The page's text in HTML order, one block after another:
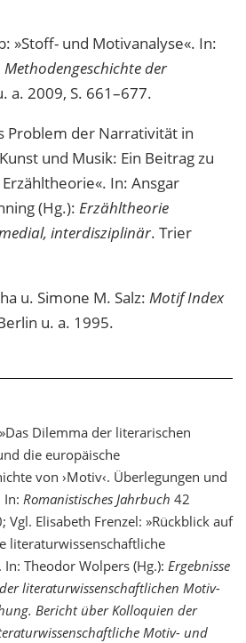
»Stoff- und Motivanalyse«. In:
Methodengeschichte der
a. 2009, S. 661–677.
Problem der Narrativität in
und Musik: Ein Beitrag zu
In: Ansgar
(Hg.): Erzähltheorie
interdisziplinär. Trier
u. Simone M. Salz: Motif Index
u. a. 1995.
Dilemma der literarischen
die europäische
von ›Motiv‹. Überlegungen und
In: Romanistisches Jahrbuch 42
Vgl. Elisabeth Frenzel: »Rückblick auf
literaturwissenschaftliche
Theodor Wolpers (Hg.): Ergebnisse
literaturwissenschaftlichen Motiv-
Bericht über Kolloquien der
Motiv- und